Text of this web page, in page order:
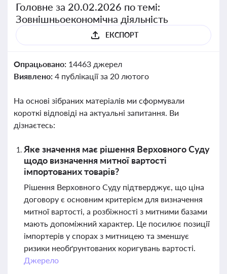
Головне за 20.02.2026 по темі:
Зовнішньоекономічна діяльність
ЕКСПОРТ
Опрацьовано: 14463 джерел
Виявлено: 4 публікації за 20 лютого
На основі зібраних матеріалів ми сформували
короткі відповіді на актуальні запитання. Ви
дізнаєтесь:
Яке значення має рішення Верховного Суду
щодо визначення митної вартості
імпортованих товарів?
Рішення Верховного Суду підтверджує, що ціна
договору є основним критерієм для визначення
митної вартості, а розбіжності з митними базами
мають допоміжний характер. Це посилює позиції
імпортерів у спорах з митницею та зменшує
ризики необґрунтованих коригувань вартості.
Джерело